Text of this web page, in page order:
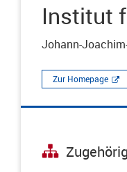
Institut
Johann-
Zur Homepage